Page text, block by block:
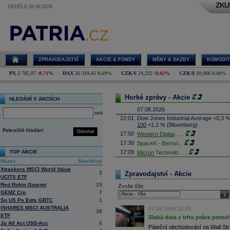
NEDĚLE 09.08.2026
ZPRAVODAJSTVÍ AKCIE & FONDY MĚNY & SAZBY
PX 2 785,07 -0,71% DAX 26 319,45 0,69% CZK/€ 24,232 -0,02% CZK/$ 20,966 0,00%
HLEDÁNÍ V AKCIÍCH
select
Odeslat
Pokročilé hledání
TOP AKCIE
Název
Návštěvy
Xtrackers MSCI World Value
UCITS ETF
5
Red Robin Gourmt
23
GEMZ Crp
7
Sp US Ps Eqty GBTC
1
ISHARES MSCI AUSTRALIA
ETF
38
Jp All Act USD-Acc
4
Horké zprávy - Akcie
07.08.2026
22:01
Dow Jones Industrial Average +0,3
100 +1,2 % (Bloomberg)
17:50 Western Digital
17:30 SpaceX - Bernst
17:09 Micron Technolo
16:26
Objem obchodů s akciemi na
obchodů za poslední rok je 0,665
16:23 Zvýšení výroby balistických střel
nějakou dobu potrvá. Agentuře
Armin Papperger. Společná výroba
doplnit arzenál Spojeným státům,
(ČTK)
16:07 Conocophillips
Zpravodajství - Akcie
Zvolte filtr
07.08.2026 22:05
Slabá data z trhu práce
Páteční obchodování na Wall